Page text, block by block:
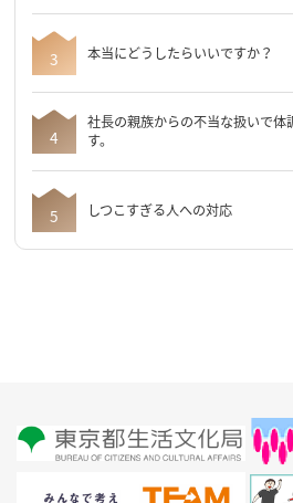
本当にどうしたらいいですか？
社長の親族からの不当な扱いで体
す。
しつこすぎる人への対応